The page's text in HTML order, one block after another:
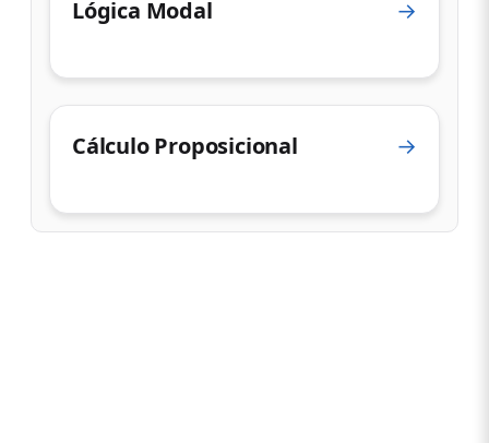
Lógica Modal →
Cálculo Proposicional →